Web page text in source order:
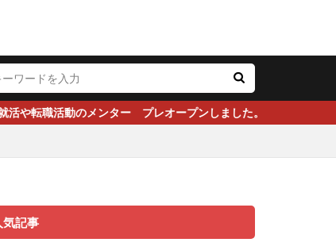
ンター プレオープンしました。
気記事